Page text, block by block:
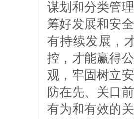
谋划和分类管
筹好发展和安
有持续发展，
控，才能赢得
观，牢固树立
防在先、关口
有为和有效的